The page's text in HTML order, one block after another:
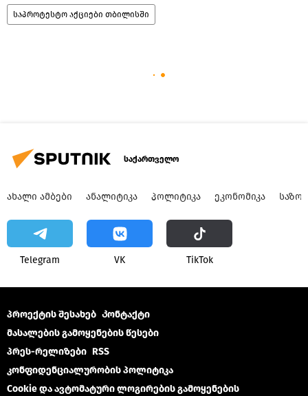
საპროტესტო აქციები თბილისში
საქართველო
ᲐᲮᲐᲚᲘ ᲐᲛᲑᲔᲑᲘ ᲐᲜᲐᲚᲘᲢᲘᲙᲐ ᲞᲝᲚᲘᲢᲘᲙᲐ ᲔᲙᲝᲜᲝᲛᲘᲙᲐ
Telegram VK ТikТоk
პროექტის შესახებ Კონტაქტი
მასალების გამოყენების წესები
პრეს-რელიზები RSS
კონფიდენციალურობის პოლიტიკა
Cookie და ავტომატური ლოგირების გამოყენების